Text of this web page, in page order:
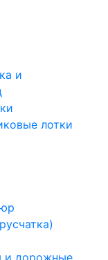
и
лотки
и дорожные